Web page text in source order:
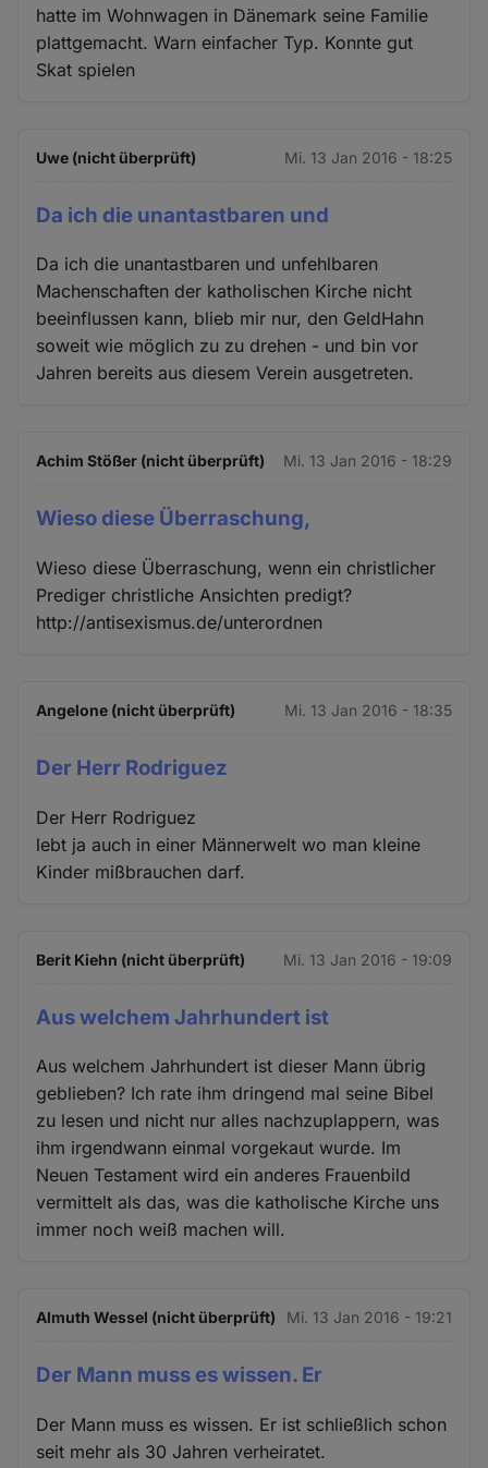
hatte im Wohnwagen in Dänemark seine Familie
plattgemacht. Warn einfacher Typ. Konnte gut
Skat spielen
Uwe (nicht überprüft) Mi. 13 Jan 2016 - 18:25
Da ich die unantastbaren und
Da ich die unantastbaren und unfehlbaren
Machenschaften der katholischen Kirche nicht
beeinflussen kann, blieb mir nur, den GeldHahn
soweit wie möglich zu zu drehen - und bin vor
Jahren bereits aus diesem Verein ausgetreten.
Achim Stößer (nicht überprüft) Mi. 13 Jan 2016 - 18:29
Wieso diese Überraschung,
Wieso diese Überraschung, wenn ein christlicher
Prediger christliche Ansichten predigt?
http://antisexismus.de/unterordnen
Angelone (nicht überprüft) Mi. 13 Jan 2016 - 18:35
Der Herr Rodriguez
Der Herr Rodriguez
lebt ja auch in einer Männerwelt wo man kleine
Kinder mißbrauchen darf.
Berit Kiehn (nicht überprüft) Mi. 13 Jan 2016 - 19:09
Aus welchem Jahrhundert ist
Aus welchem Jahrhundert ist dieser Mann übrig
geblieben? Ich rate ihm dringend mal seine Bibel
zu lesen und nicht nur alles nachzuplappern, was
ihm irgendwann einmal vorgekaut wurde. Im
Neuen Testament wird ein anderes Frauenbild
vermittelt als das, was die katholische Kirche uns
immer noch weiß machen will.
Almuth Wessel (nicht überprüft) Mi. 13 Jan 2016 - 19:21
Der Mann muss es wissen. Er
Der Mann muss es wissen. Er ist schließlich schon
seit mehr als 30 Jahren verheiratet.